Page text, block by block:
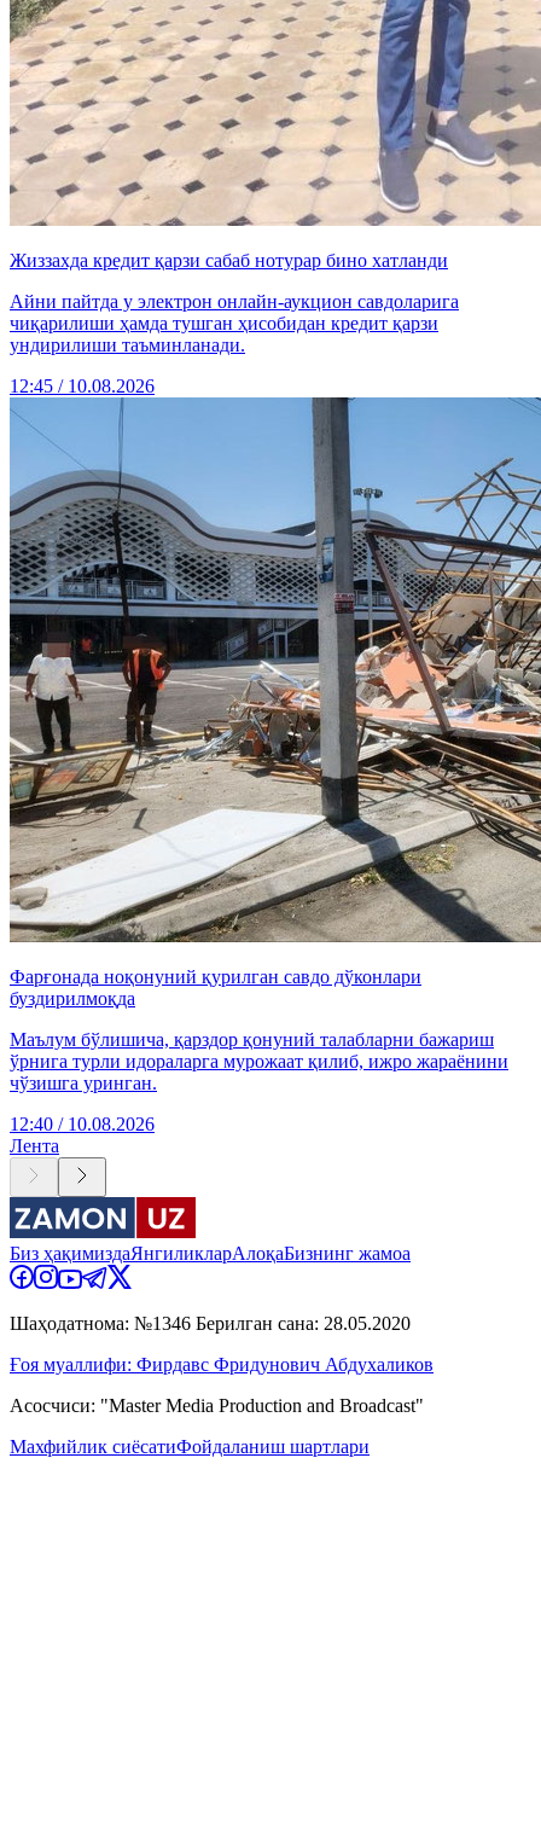
Жиззахда кредит қарзи сабаб нотурар бино хатланди
Айни пайтда у электрон онлайн-аукцион савдоларига
чиқарилиши ҳамда тушган ҳисобидан кредит қарзи
ундирилиши таъминланади.
12:45 / 10.08.2026
Фарғонада ноқонуний қурилган савдо дўконлари
буздирилмоқда
Маълум бўлишича, қарздор қонуний талабларни бажариш
ўрнига турли идораларга мурожаат қилиб, ижро жараёнини
чўзишга уринган.
12:40 / 10.08.2026
Лента
Биз ҳақимиздаЯнгиликларАлоқаБизнинг жамоа
Шаҳодатнома: №1346 Берилган сана: 28.05.2020
Ғоя муаллифи: Фирдавс Фридунович Абдухаликов
Асосчиси: "Master Media Production and Broadcast"
Махфийлик сиёсатиФойдаланиш шартлари